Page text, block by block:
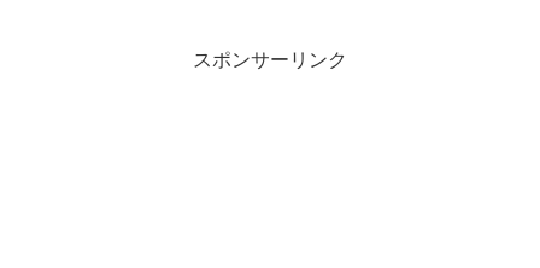
スポンサーリンク